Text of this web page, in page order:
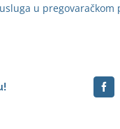
u pregovaračkom